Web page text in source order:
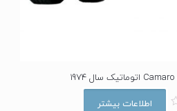
اطلاعات بیشتر